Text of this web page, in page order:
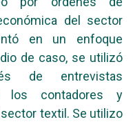
del sector
en un enfoque
de caso, se utilizó
de entrevistas
los contadores y
textil. Se utilizo